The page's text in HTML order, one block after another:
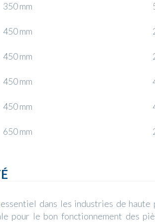
350 mm
450 mm
450 mm
450 mm
450 mm
650 mm
dans les industries de
pour le bon fonctionnement des